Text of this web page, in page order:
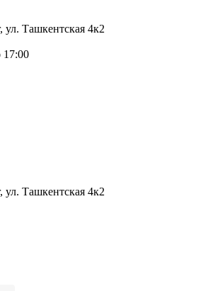
ул. Ташкентская 4к2
17:00
ул. Ташкентская 4к2